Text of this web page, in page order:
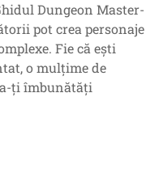
Dungeon Master-
pot crea personaje
Fie că ești
o mulțime de
ți îmbunătăți